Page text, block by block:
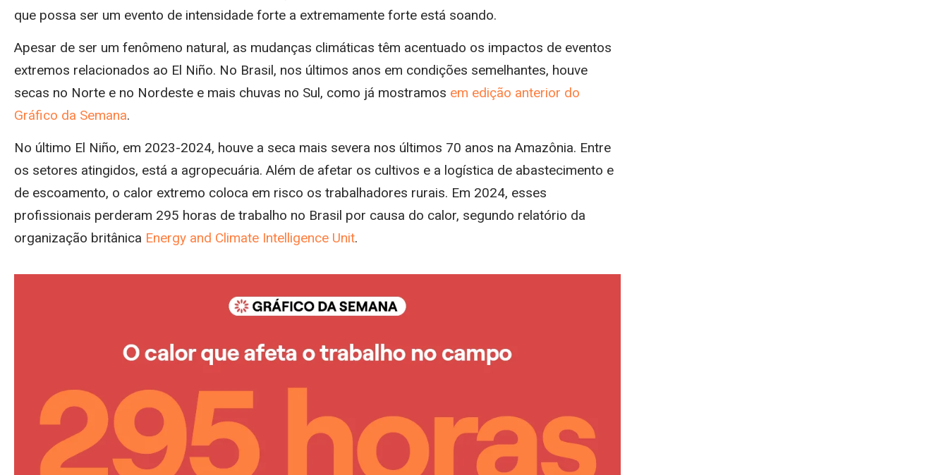
que possa ser um evento de intensidade forte a extremamente forte está soando.
Apesar de ser um fenômeno natural, as mudanças climáticas têm acentuado os impactos de eventos
extremos relacionados ao El Niño. No Brasil, nos últimos anos em condições semelhantes, houve
secas no Norte e no Nordeste e mais chuvas no Sul, como já mostramos em edição anterior do
Gráfico da Semana.
No último El Niño, em 2023-2024, houve a seca mais severa nos últimos 70 anos na Amazônia. Entre
os setores atingidos, está a agropecuária. Além de afetar os cultivos e a logística de abastecimento e
de escoamento, o calor extremo coloca em risco os trabalhadores rurais. Em 2024, esses
profissionais perderam 295 horas de trabalho no Brasil por causa do calor, segundo relatório da
organização britânica Energy and Climate Intelligence Unit.